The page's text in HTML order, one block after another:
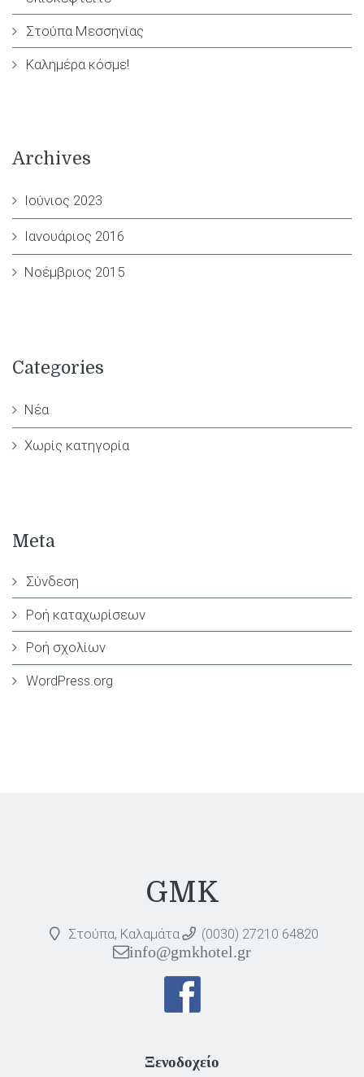
Στούπα Μεσσηνίας
Καλημέρα κόσμε!
Archives
Ιούνιος 2023
Ιανουάριος 2016
Νοέμβριος 2015
Categories
Νέα
Χωρίς κατηγορία
Meta
Σύνδεση
Ροή καταχωρίσεων
Ροή σχολίων
WordPress.org
GMK
Στούπα, Καλαμάτα
(0030) 27210 64820
info@gmkhotel.gr
Ξενοδοχείο